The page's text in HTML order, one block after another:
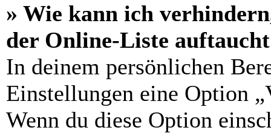
» Wie kann ich
der Online-Liste
In deinem persönlichen
Einstellungen eine Option
Wenn du diese Option